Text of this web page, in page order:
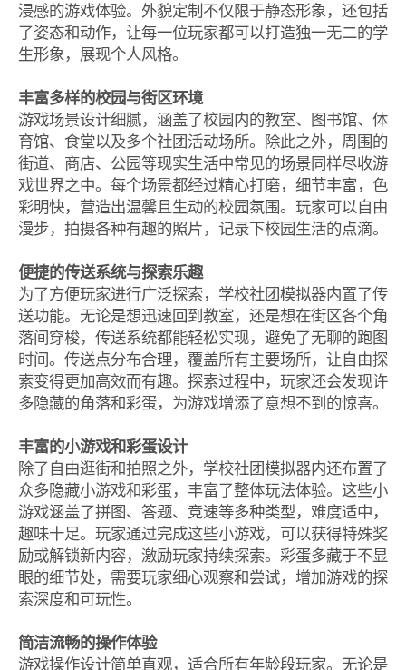
浸感的游戏体验。外貌定制不仅限于静态形象，还包括
了姿态和动作，让每一位玩家都可以打造独一无二的学
生形象，展现个人风格。
丰富多样的校园与街区环境
游戏场景设计细腻，涵盖了校园内的教室、图书馆、体
育馆、食堂以及多个社团活动场所。除此之外，周围的
街道、商店、公园等现实生活中常见的场景同样尽收游
戏世界之中。每个场景都经过精心打磨，细节丰富，色
彩明快，营造出温馨且生动的校园氛围。玩家可以自由
漫步，拍摄各种有趣的照片，记录下校园生活的点滴。
便捷的传送系统与探索乐趣
为了方便玩家进行广泛探索，学校社团模拟器内置了传
送功能。无论是想迅速回到教室，还是想在街区各个角
落间穿梭，传送系统都能轻松实现，避免了无聊的跑图
时间。传送点分布合理，覆盖所有主要场所，让自由探
索变得更加高效而有趣。探索过程中，玩家还会发现许
多隐藏的角落和彩蛋，为游戏增添了意想不到的惊喜。
丰富的小游戏和彩蛋设计
除了自由逛街和拍照之外，学校社团模拟器内还布置了
众多隐藏小游戏和彩蛋，丰富了整体玩法体验。这些小
游戏涵盖了拼图、答题、竞速等多种类型，难度适中，
趣味十足。玩家通过完成这些小游戏，可以获得特殊奖
励或解锁新内容，激励玩家持续探索。彩蛋多藏于不显
眼的细节处，需要玩家细心观察和尝试，增加游戏的探
索深度和可玩性。
简洁流畅的操作体验
游戏操作设计简单直观，适合所有年龄段玩家。无论是